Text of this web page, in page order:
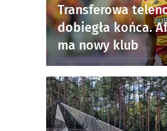
Transferowa
dobiegła końca.
ma nowy klub